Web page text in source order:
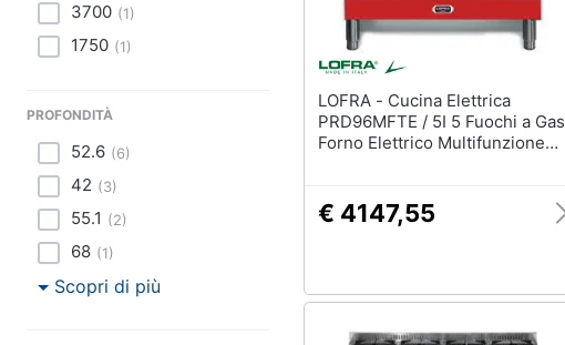
3700 (1)
1750 (1)
PROFONDITÀ
52.6 (6)
42 (3)
55.1 (2)
68 (1)
Scopri di più
LOFRA - Cucina Elettrica
PRD96MFTE / 5I 5 Fuochi a Gas
Forno Elettrico Multifunzione
€ 4147,55